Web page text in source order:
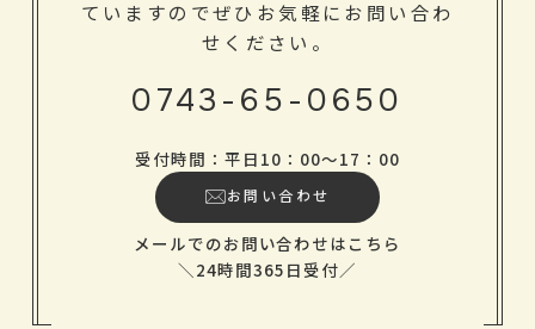
ていますのでぜひお気軽にお問い合わ
せください。
0743-65-0650
受付時間：平日10：00～17：00
お問い合わせ
メールでのお問い合わせはこちら
＼24時間365日受付／